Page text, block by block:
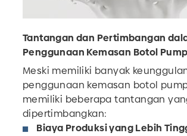
Tantangan dan Pertimbangan
Penggunaan Kemasan Botol Pump
Meski memiliki banyak
penggunaan kemasan botol
memiliki beberapa tantangan
dipertimbangkan:
Biaya Produksi yang Lebih